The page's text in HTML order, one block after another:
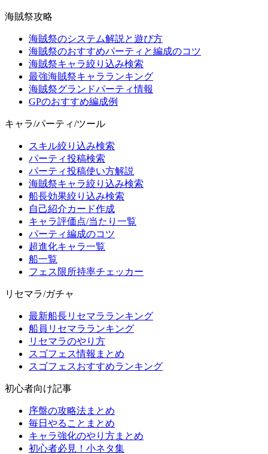
海賊祭攻略
海賊祭のシステム解説と遊び方
海賊祭のおすすめパーティと編成のコツ
海賊祭キャラ絞り込み検索
最強海賊祭キャラランキング
海賊祭グランドパーティ情報
GPのおすすめ編成例
キャラ/パーティ/ツール
スキル絞り込み検索
パーティ投稿検索
パーティ投稿使い方解説
海賊祭キャラ絞り込み検索
船長効果絞り込み検索
自己紹介カード作成
キャラ評価点/当たり一覧
パーティ編成のコツ
超進化キャラ一覧
船一覧
フェス限所持率チェッカー
リセマラ/ガチャ
最新船長リセマラランキング
船員リセマラランキング
リセマラのやり方
スゴフェス情報まとめ
スゴフェスおすすめランキング
初心者向け記事
序盤の攻略法まとめ
毎日やることまとめ
キャラ強化のやり方まとめ
初心者必見！小ネタ集